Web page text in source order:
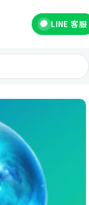
LINE 客服